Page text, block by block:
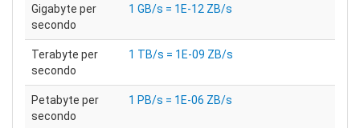
Gigabyte per
secondo
1 GB/s = 1E-12 ZB/s
Terabyte per
secondo
1 TB/s = 1E-09 ZB/s
Petabyte per
secondo
1 PB/s = 1E-06 ZB/s